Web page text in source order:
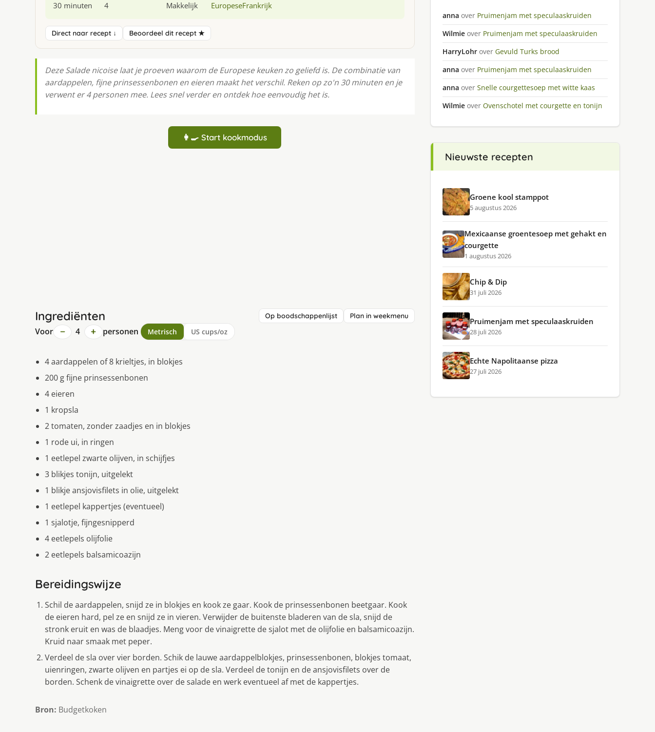
30 minuten 4 Makkelijk EuropeseFrankrijk
Direct naar recept ↓ Beoordeel dit recept ★
Deze Salade nicoise laat je proeven waarom de Europese keuken zo geliefd is. De combinatie van
aardappelen, fijne prinsessenbonen en eieren maakt het verschil. Reken op zo'n 30 minuten en je
verwent er 4 personen mee. Lees snel verder en ontdek hoe eenvoudig het is.
👩‍🍳 Start kookmodus
Ingrediënten Op boodschappenlijst Plan in weekmenu
Voor − 4 + personen Metrisch US cups/oz
4 aardappelen of 8 krieltjes, in blokjes
200 g fijne prinsessenbonen
4 eieren
1 kropsla
2 tomaten, zonder zaadjes en in blokjes
1 rode ui, in ringen
1 eetlepel zwarte olijven, in schijfjes
3 blikjes tonijn, uitgelekt
1 blikje ansjovisfilets in olie, uitgelekt
1 eetlepel kappertjes (eventueel)
1 sjalotje, fijngesnipperd
4 eetlepels olijfolie
2 eetlepels balsamicoazijn
Bereidingswijze
Schil de aardappelen, snijd ze in blokjes en kook ze gaar. Kook de prinsessenbonen beetgaar. Kook
de eieren hard, pel ze en snijd ze in vieren. Verwijder de buitenste bladeren van de sla, snijd de
stronk eruit en was de blaadjes. Meng voor de vinaigrette de sjalot met de olijfolie en balsamicoazijn.
Kruid naar smaak met peper.
Verdeel de sla over vier borden. Schik de lauwe aardappelblokjes, prinsessenbonen, blokjes tomaat,
uienringen, zwarte olijven en partjes ei op de sla. Verdeel de tonijn en de ansjovisfilets over de
borden. Schenk de vinaigrette over de salade en werk eventueel af met de kappertjes.
Bron: Budgetkoken
anna over Pruimenjam met speculaaskruiden
Wilmie over Pruimenjam met speculaaskruiden
HarryLohr over Gevuld Turks brood
anna over Pruimenjam met speculaaskruiden
anna over Snelle courgettesoep met witte kaas
Wilmie over Ovenschotel met courgette en tonijn
Nieuwste recepten
Groene kool stamppot
5 augustus 2026
Mexicaanse groentesoep met gehakt en
courgette
1 augustus 2026
Chip & Dip
31 juli 2026
Pruimenjam met speculaaskruiden
28 juli 2026
Echte Napolitaanse pizza
27 juli 2026